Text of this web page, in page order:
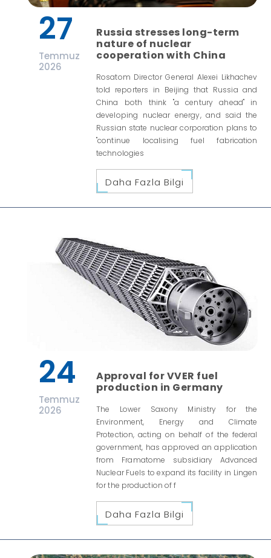
27
Temmuz
2026
Russia stresses long-term
nature of nuclear
cooperation with China
Rosatom Director General Alexei Likhachev
told reporters in Beijing that Russia and
China both think "a century ahead" in
developing nuclear energy, and said the
Russian state nuclear corporation plans to
"continue localising fuel fabrication
technologies
Daha Fazla Bilgi
24
Temmuz
2026
Approval for VVER fuel
production in Germany
The Lower Saxony Ministry for the
Environment, Energy and Climate
Protection, acting on behalf of the federal
government, has approved an application
from Framatome subsidiary Advanced
Nuclear Fuels to expand its facility in Lingen
for the production of f
Daha Fazla Bilgi